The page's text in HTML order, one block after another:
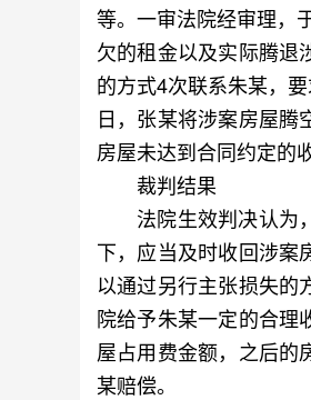
等。一审法院经审理，
欠的租金以及实际腾退
的方式4次联系朱某，
日，张某将涉案房屋腾
房屋未达到合同约定的
裁判结果
法院生效判决认为，
下，应当及时收回涉案
以通过另行主张损失的
院给予朱某一定的合理
屋占用费金额，之后的
某赔偿。